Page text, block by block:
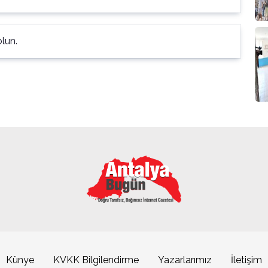
Künye KVKK Bilgilendirme Yazarlarımız İletişim